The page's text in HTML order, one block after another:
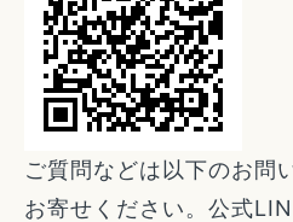
ご質問などは以下のお問
お寄せください。公式